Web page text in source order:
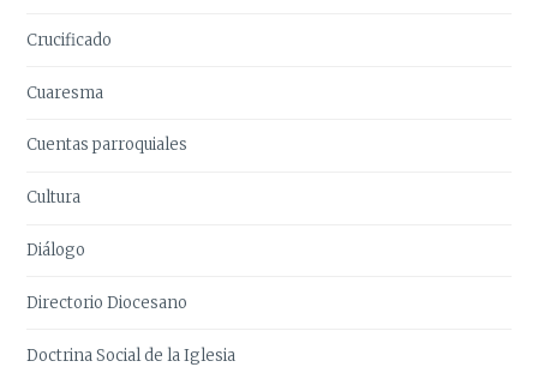
Crucificado
Cuaresma
Cuentas parroquiales
Cultura
Diálogo
Directorio Diocesano
Doctrina Social de la Iglesia